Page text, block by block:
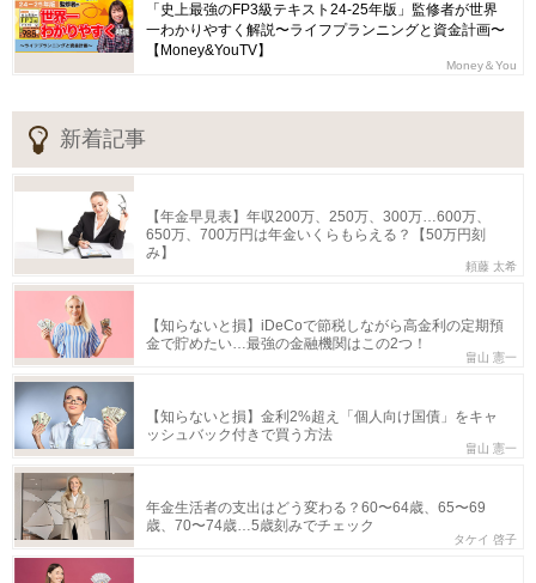
「史上最強のFP3級テキスト24-25年版」監修者が世界
一わかりやすく解説〜ライフプランニングと資金計画〜
【Money&YouTV】
Money＆You
新着記事
【年金早見表】年収200万、250万、300万…600万、
650万、700万円は年金いくらもらえる？【50万円刻
み】
頼藤 太希
【知らないと損】iDeCoで節税しながら高金利の定期預
金で貯めたい…最強の金融機関はこの2つ！
畠山 憲一
【知らないと損】金利2%超え「個人向け国債」をキャ
ッシュバック付きで買う方法
畠山 憲一
年金生活者の支出はどう変わる？60〜64歳、65〜69
歳、70〜74歳…5歳刻みでチェック
タケイ 啓子